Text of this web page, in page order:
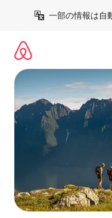
一部の情報は自